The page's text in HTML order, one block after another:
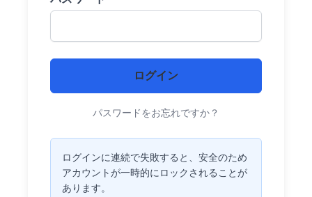
パスワードをお忘れですか？
ログインに連続で失敗すると、安全のため
アカウントが一時的にロックされることが
あります。